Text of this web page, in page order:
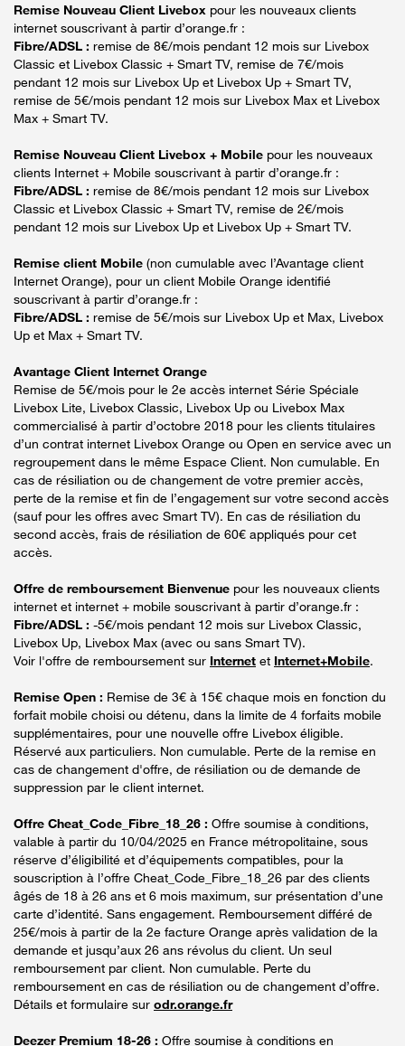
Remise Nouveau Client Livebox pour les nouveaux clients
internet souscrivant à partir d’orange.fr :
Fibre/ADSL : remise de 8€/mois pendant 12 mois sur Livebox
Classic et Livebox Classic + Smart TV, remise de 7€/mois
pendant 12 mois sur Livebox Up et Livebox Up + Smart TV,
remise de 5€/mois pendant 12 mois sur Livebox Max et Livebox
Max + Smart TV.
Remise Nouveau Client Livebox + Mobile pour les nouveaux
clients Internet + Mobile souscrivant à partir d’orange.fr :
Fibre/ADSL : remise de 8€/mois pendant 12 mois sur Livebox
Classic et Livebox Classic + Smart TV, remise de 2€/mois
pendant 12 mois sur Livebox Up et Livebox Up + Smart TV.
Remise client Mobile (non cumulable avec l’Avantage client
Internet Orange), pour un client Mobile Orange identifié
souscrivant à partir d’orange.fr :
Fibre/ADSL : remise de 5€/mois sur Livebox Up et Max, Livebox
Up et Max + Smart TV.
Avantage Client Internet Orange
Remise de 5€/mois pour le 2e accès internet Série Spéciale
Livebox Lite, Livebox Classic, Livebox Up ou Livebox Max
commercialisé à partir d’octobre 2018 pour les clients titulaires
d’un contrat internet Livebox Orange ou Open en service avec un
regroupement dans le même Espace Client. Non cumulable. En
cas de résiliation ou de changement de votre premier accès,
perte de la remise et fin de l’engagement sur votre second accès
(sauf pour les offres avec Smart TV). En cas de résiliation du
second accès, frais de résiliation de 60€ appliqués pour cet
accès.
Offre de remboursement Bienvenue pour les nouveaux clients
internet et internet + mobile souscrivant à partir d’orange.fr :
Fibre/ADSL : -5€/mois pendant 12 mois sur Livebox Classic,
Livebox Up, Livebox Max (avec ou sans Smart TV).
Voir l'offre de remboursement sur Internet et Internet+Mobile.
Remise Open : Remise de 3€ à 15€ chaque mois en fonction du
forfait mobile choisi ou détenu, dans la limite de 4 forfaits mobile
supplémentaires, pour une nouvelle offre Livebox éligible.
Réservé aux particuliers. Non cumulable. Perte de la remise en
cas de changement d'offre, de résiliation ou de demande de
suppression par le client internet.
Offre Cheat_Code_Fibre_18_26 : Offre soumise à conditions,
valable à partir du 10/04/2025 en France métropolitaine, sous
réserve d’éligibilité et d’équipements compatibles, pour la
souscription à l’offre Cheat_Code_Fibre_18_26 par des clients
âgés de 18 à 26 ans et 6 mois maximum, sur présentation d’une
carte d’identité. Sans engagement. Remboursement différé de
25€/mois à partir de la 2e facture Orange après validation de la
demande et jusqu’aux 26 ans révolus du client. Un seul
remboursement par client. Non cumulable. Perte du
remboursement en cas de résiliation ou de changement d’offre.
Détails et formulaire sur odr.orange.fr
Deezer Premium 18-26 : Offre soumise à conditions en